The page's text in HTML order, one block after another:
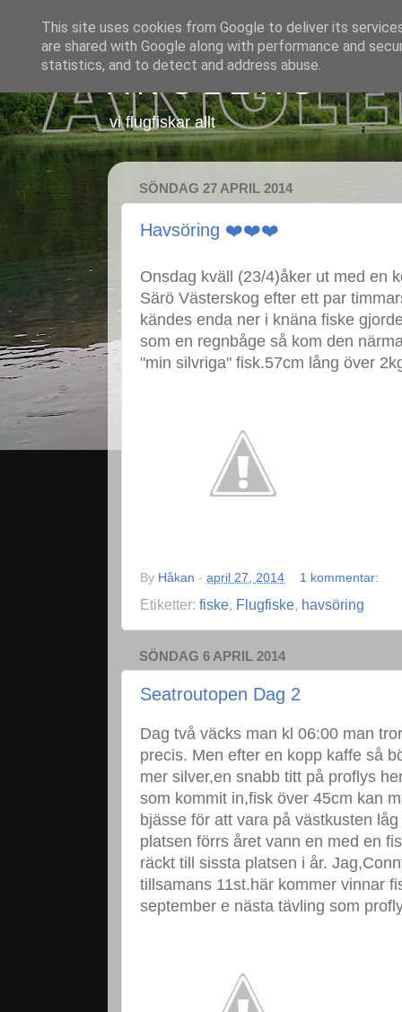
A N G L E R S
vi flugfiskar allt
SÖNDAG 27 APRIL 2014
Havsöring ❤️❤️❤️
Onsdag kväll (23/4)åker ut med en
Särö Västerskog efter ett par
kändes enda ner i knäna fiske
som en regnbåge så kom den
"min silvriga" fisk.57cm lång över
By Håkan - april 27, 2014 1 kommentar:
Etiketter: fiske, Flugfiske, havsöring
SÖNDAG 6 APRIL 2014
Seatroutopen Dag 2
Dag två väcks man kl 06:00 man
precis. Men efter en kopp kaffe så
mer silver,en snabb titt på proflys
som kommit in,fisk över 45cm kan
bjässe för att vara på västkusten
platsen förrs året vann en med en
räckt till sissta platsen i år.
tillsamans 11st.här kommer vinnar
september e nästa tävling som
This site uses cookies from Google to deliver its
are shared with Google along with performance and
statistics, and to detect and address abuse.